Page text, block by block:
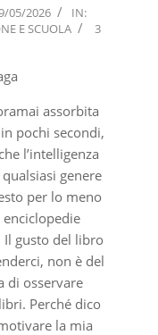
05/2026
IN:
E SCUOLA
3
assorbita
pochi secondi,
l’intelligenza
genere
per lo meno
gusto del libro
non è del
di osservare
Perché dico
la mia